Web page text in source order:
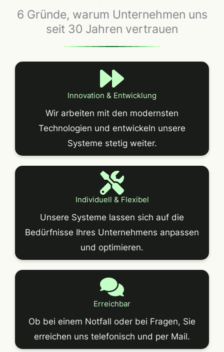
6 Gründe, warum Unternehmen uns
seit 30 Jahren vertrauen
Innovation & Entwicklung
Wir arbeiten mit den modernsten
Technologien und entwickeln unsere
Systeme stetig weiter.
Individuell & Flexibel
Unsere Systeme lassen sich auf die
Bedürfnisse Ihres Unternehmens anpassen
und optimieren.
Erreichbar
Ob bei einem Notfall oder bei Fragen, Sie
erreichen uns telefonisch und per Mail.